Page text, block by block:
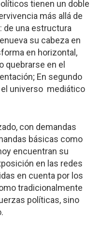
tienen un doble
más allá de
de una estructura
su cabeza en
en horizontal,
quebrarse en el
En segundo
universo mediático
con demandas
básicas como
encuentran su
en las redes
en cuenta por los
tradicionalmente
políticas, sino